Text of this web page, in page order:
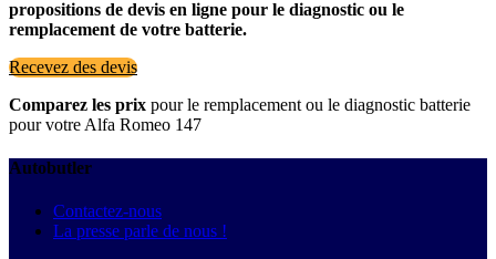
propositions de devis en ligne pour le diagnostic ou le
remplacement de votre batterie.
Recevez des devis
Comparez les prix pour le remplacement ou le diagnostic batterie
pour votre Alfa Romeo 147
Autobutler
Contactez-nous
La presse parle de nous !